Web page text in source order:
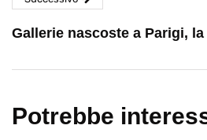
Gallerie nascoste a Parigi,
Potrebbe